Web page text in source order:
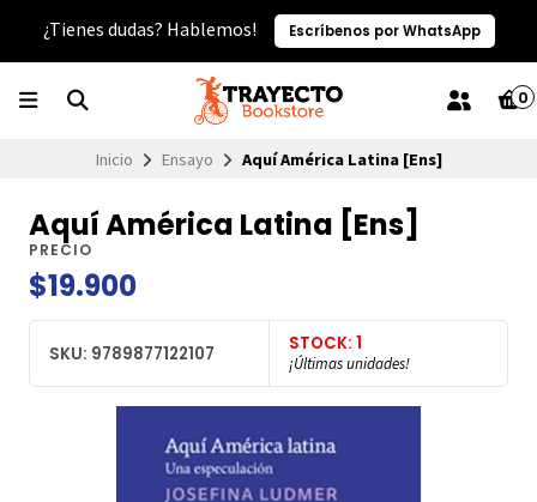
¿Tienes dudas? Hablemos! Escríbenos por WhatsApp
0
Inicio Ensayo Aquí América Latina [Ens]
Aquí América Latina [Ens]
PRECIO
$19.900
SKU: 9789877122107 STOCK: 1
¡Últimas unidades!